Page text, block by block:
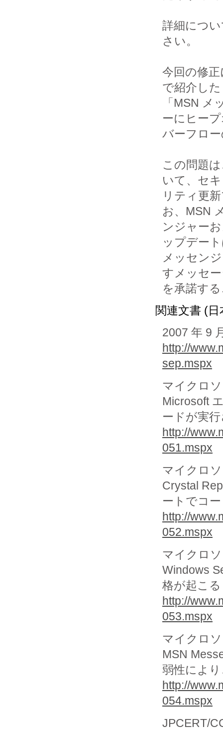
詳細につ
さい。
今回の修
で紹介した
「MSN
ーにヒー
バーフロ
この問題
いて、セ
リティ更
お、MSN
ンジャー
ップデー
メッセン
すメッセ
を承諾す
関連文書 (日
2007 年 9
http://
sep.mspx
マイクロ
Microsoft
ードが実
http://
051.mspx
マイクロ
Crystal
ートでコ
http://
052.mspx
マイクロ
Windows
格が起こ
http://
053.mspx
マイクロ
MSN
弱性によ
http://
054.mspx
JPCERT/